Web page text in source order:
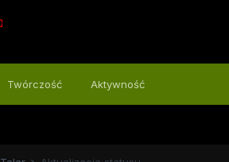
Twórczość Aktywność